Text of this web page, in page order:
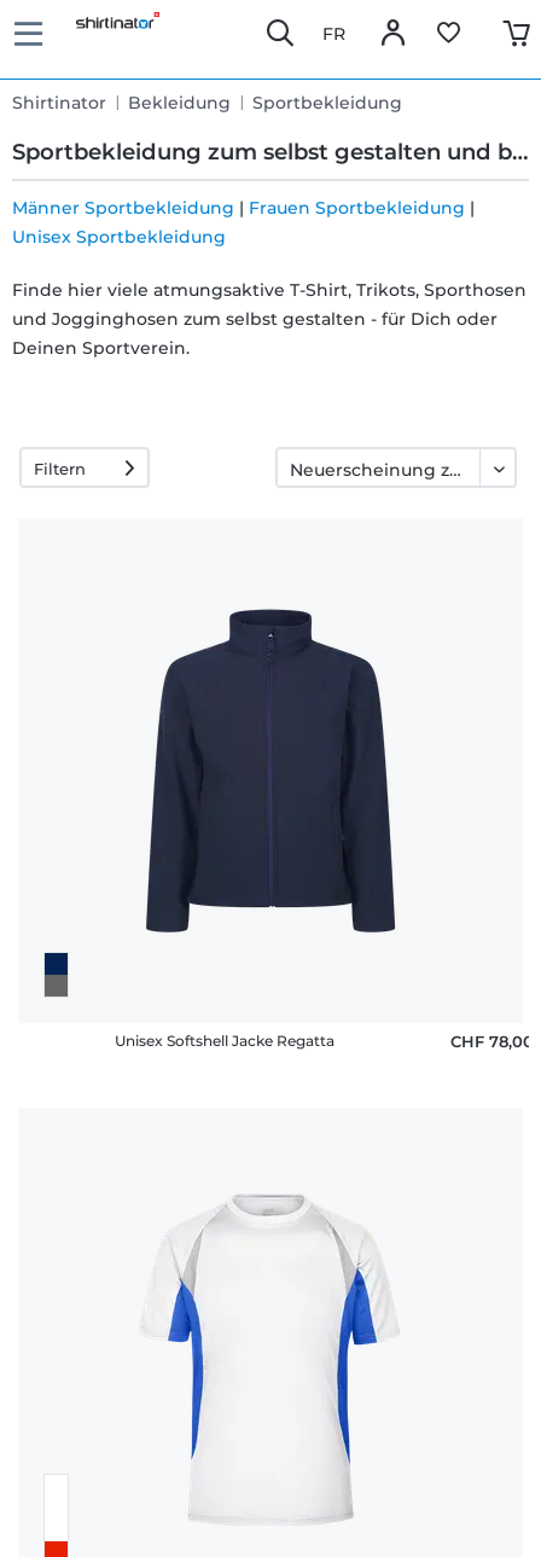
FR
Shirtinator Bekleidung Sportbekleidung
Sportbekleidung zum selbst gestalten und bedrucken
Schnelle
Lieferung
Rückgaberecht
Männer Sportbekleidung | Frauen Sportbekleidung |
Unisex Sportbekleidung
Finde hier viele atmungsaktive T-Shirt, Trikots, Sporthosen
und Jogginghosen zum selbst gestalten - für Dich oder
Deinen Sportverein.
Filtern
Unisex Softshell Jacke Regatta CHF 78,00